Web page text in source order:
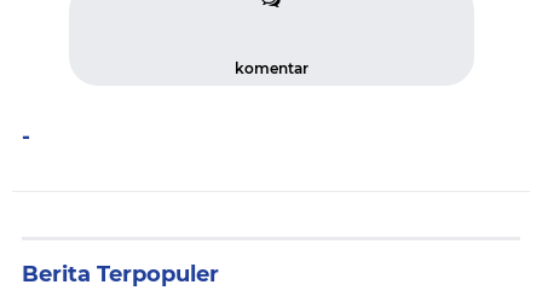
komentar
-
Berita Terpopuler